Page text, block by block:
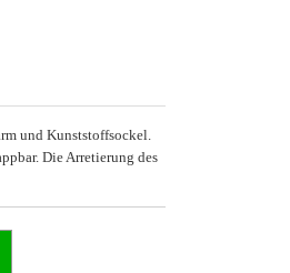
und Kunststoffsockel.
Die Arretierung des